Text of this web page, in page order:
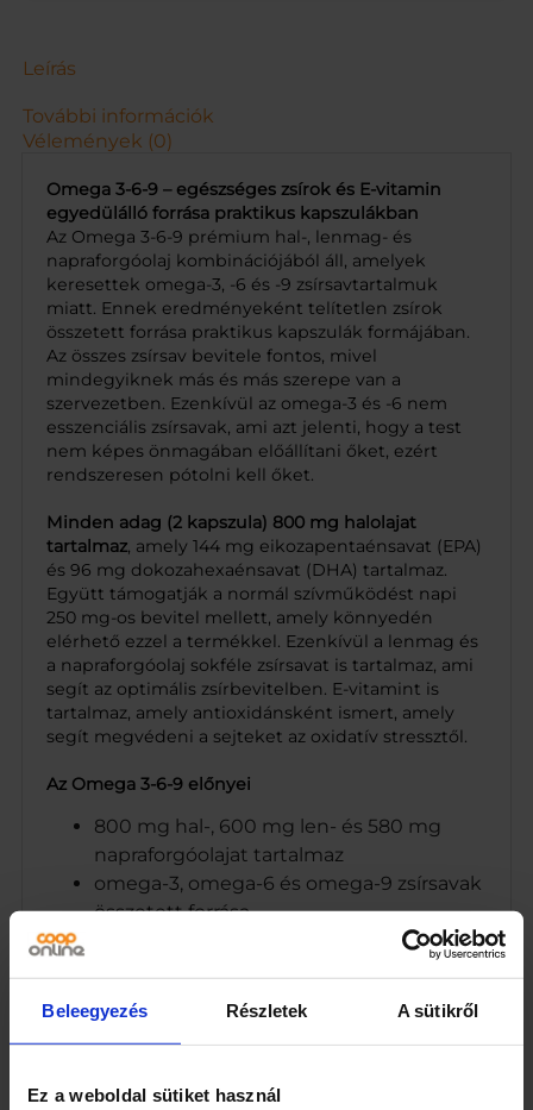
Beleegyezés Részletek A sütikről
Ez a weboldal sütiket használ
i
s
é
g
Leírás
További információk
Vélemények (0)
Omega 3-6-9 – egészséges zsírok és E-vitamin
egyedülálló forrása praktikus kapszulákban
Az Omega 3-6-9 prémium hal-, lenmag- és
napraforgóolaj kombinációjából áll, amelyek
keresettek omega-3, -6 és -9 zsírsavtartalmuk
miatt. Ennek eredményeként telítetlen zsírok
összetett forrása praktikus kapszulák formájában.
Az összes zsírsav bevitele fontos, mivel
mindegyiknek más és más szerepe van a
szervezetben. Ezenkívül az omega-3 és -6 nem
esszenciális zsírsavak, ami azt jelenti, hogy a test
nem képes önmagában előállítani őket, ezért
rendszeresen pótolni kell őket.
Minden adag (2 kapszula) 800 mg halolajat
tartalmaz, amely 144 mg eikozapentaénsavat (EPA)
és 96 mg dokozahexaénsavat (DHA) tartalmaz.
Együtt támogatják a normál szívműködést napi
250 mg-os bevitel mellett, amely könnyedén
elérhető ezzel a termékkel. Ezenkívül a lenmag és
a napraforgóolaj sokféle zsírsavat is tartalmaz, ami
segít az optimális zsírbevitelben. E-vitamint is
tartalmaz, amely antioxidánsként ismert, amely
segít megvédeni a sejteket az oxidatív stressztől.
Az Omega 3-6-9 előnyei
800 mg hal-, 600 mg len- és 580 mg
napraforgóolajat tartalmaz
omega-3, omega-6 és omega-9 zsírsavak
összetett forrása
EPA-t és DHA-t tartalmaz, amelyek
E-vitamint tartalmaz
praktikus kapszulás formában
Összetétel